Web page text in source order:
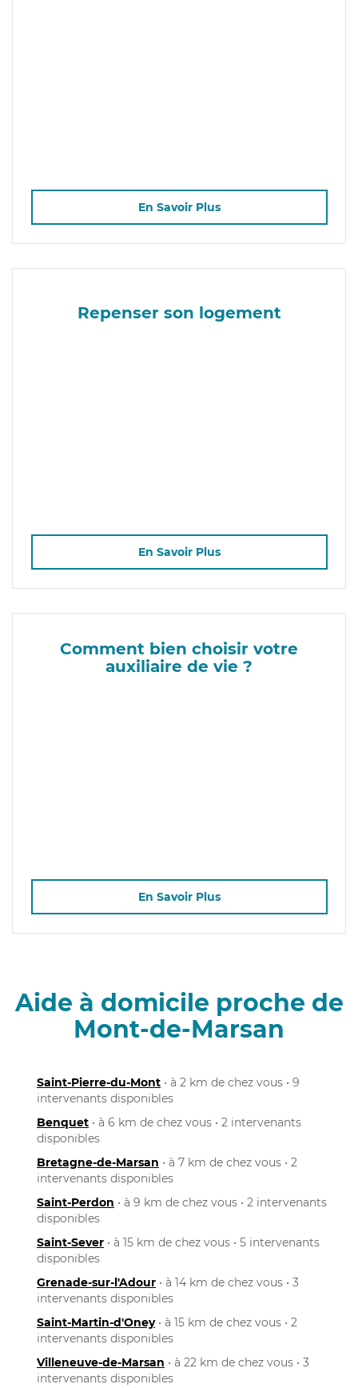
En Savoir Plus
Repenser son logement
En Savoir Plus
Comment bien choisir votre
auxiliaire de vie ?
En Savoir Plus
Aide à domicile proche de
Mont-de-Marsan
Saint-Pierre-du-Mont • à 2 km de chez vous • 9
intervenants disponibles
Benquet • à 6 km de chez vous • 2 intervenants
disponibles
Bretagne-de-Marsan • à 7 km de chez vous • 2
intervenants disponibles
Saint-Perdon • à 9 km de chez vous • 2 intervenants
disponibles
Saint-Sever • à 15 km de chez vous • 5 intervenants
disponibles
Grenade-sur-l'Adour • à 14 km de chez vous • 3
intervenants disponibles
Saint-Martin-d'Oney• à 15 km de chez vous • 2
intervenants disponibles
Villeneuve-de-Marsan • à 22 km de chez vous • 3
intervenants disponibles